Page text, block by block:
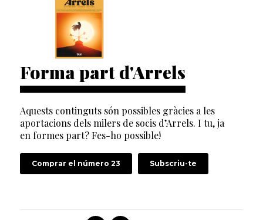
Forma part d'Arrels
Aquests continguts són possibles gràcies a les
aportacions dels milers de socis d’Arrels. I tu, ja
en formes part? Fes-ho possible!
Comprar el número 23 Subscriu-te